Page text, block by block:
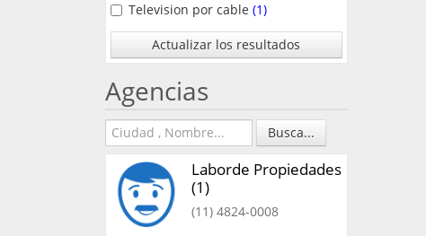
Television por cable (1)
Actualizar los resultados
Agencias
Busca...
Laborde Propiedades
(1)
(11) 4824-0008